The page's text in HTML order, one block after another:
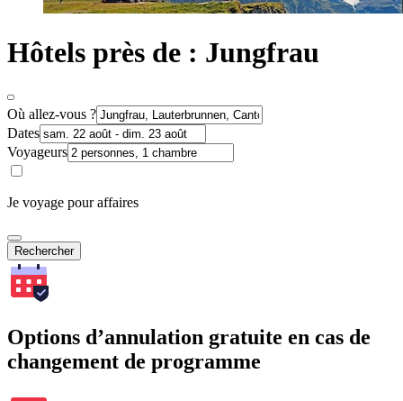
Hôtels près de : Jungfrau
Où allez-vous ?
Dates
Voyageurs
Je voyage pour affaires
Rechercher
Options d’annulation gratuite en cas de
changement de programme